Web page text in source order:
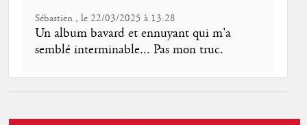
Sébastien , le 22/03/2025 à 13:28
Un album bavard et ennuyant qui m'a
semblé interminable... Pas mon truc.